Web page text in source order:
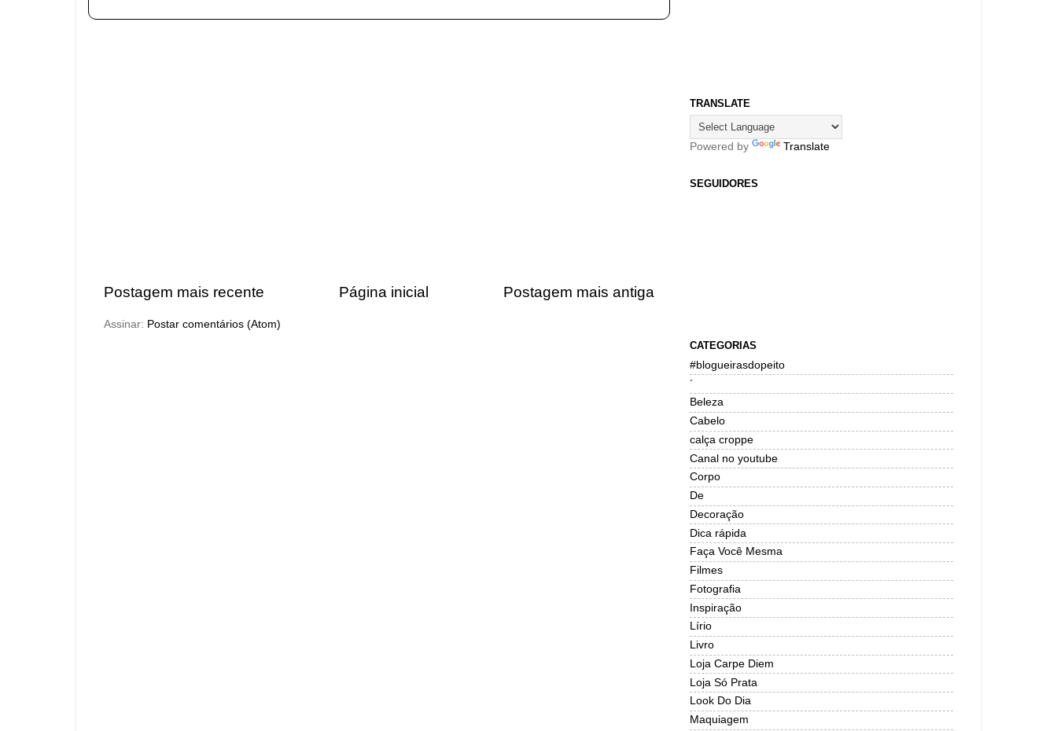
Postagem mais recente Postagem mais antiga
Página inicial
Assinar: Postar comentários (Atom)
TRANSLATE
Powered by Translate
SEGUIDORES
CATEGORIAS
#blogueirasdopeito
´
Beleza
Cabelo
calça croppe
Canal no youtube
Corpo
De
Decoração
Dica rápida
Faça Você Mesma
Filmes
Fotografia
Inspiração
Lírio
Livro
Loja Carpe Diem
Loja Só Prata
Look Do Dia
Maquiagem